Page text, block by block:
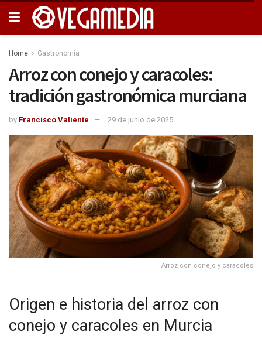
Home Gastronomía
Arroz con conejo y caracoles:
tradición gastronómica murciana
by Francisco Valiente 29 de junio de 2025
Arroz con conejo y caracoles
Origen e historia del arroz con
conejo y caracoles en Murcia